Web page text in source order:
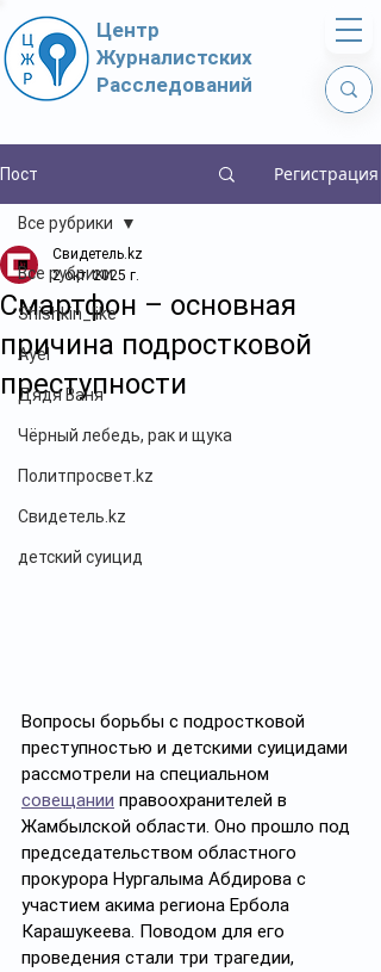
Центр
Журналистских
Расследований
Пост Регистрация
Все рубрики
Shishkin_like
Ayel
Дядя Ваня
Чёрный лебедь, рак и щука
Политпросвет.kz
Свидетель.kz
детский суицид
Все рубрики
Смартфон – основная
причина подростковой
преступности
Свидетель.kz
2 окт. 2025 г.
Вопросы борьбы с подростковой
преступностью и детскими суицидами
рассмотрели на специальном
совещании правоохранителей в
Жамбылской области. Оно прошло под
председательством областного
прокурора Нургалыма Абдирова с
участием акима региона Ербола
Карашукеева. Поводом для его
проведения стали три трагедии,